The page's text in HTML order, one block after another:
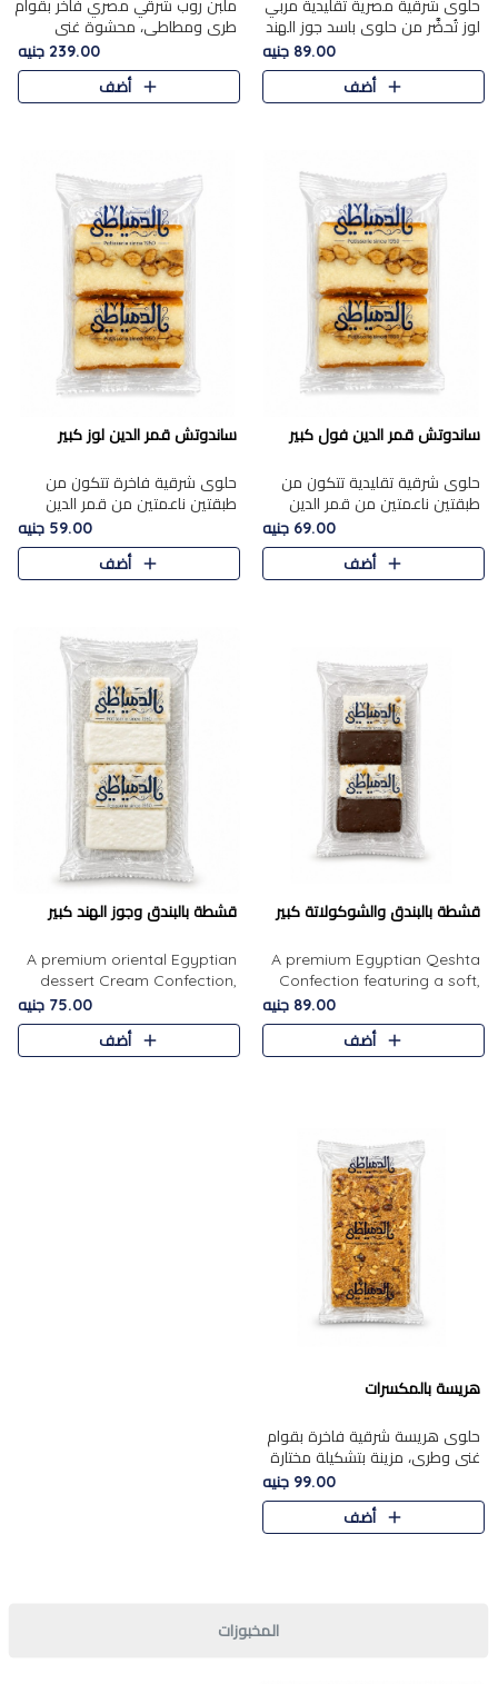
حلوى شرقية مصرية تقليدية مربي
لوز تُحضَّر من حلوى باسد جوز الهند
بقوام طري ومذاق غني، وتُزين
وتغطاه بقطع اللوز الفاخر التي
تضيف لمسة مميزة م..
89.00 جنيه
أضف
ملبن روب شرقي مصري فاخر بقوام
طري ومطاطي، محشوة غني
بسخاء بقطع عين الجمل واللوز
الفاخر التي تضيف قرمشة مميزة
ومرضية ونكهة ناتي غنية في كل
239.00 جنيه
أضف
ساندوتش قمر الدين فول كبير
حلوى شرقية تقليدية تتكون من
طبقتين ناعمتين من قمر الدين
الفاخر، تتوسطهما حشوة غنية من
الفول السوداني المحمص، لتجمع
بين حلاوة المشمش الطبيعية..
69.00 جنيه
أضف
ساندوتش قمر الدين لوز كبير
حلوى شرقية فاخرة تتكون من
طبقتين ناعمتين من قمر الدين
الفاخر، تتوسطهما حشوة غنية من
اللوز المحمص لتمنح مزيجًا متوازنًا
من النعومة والقرمشة. ..
59.00 جنيه
أضف
قشطة بالبندق والشوكولاتة كبير
A premium Egyptian Qeshta
Confection featuring a soft,
creamy texture paired with a
rich layer of premium
chocolate and the distinctive
89.00 جنيه
أضف
قشطة بالبندق وجوز الهند كبير
A premium oriental Egyptian
dessert Cream Confection,
featuring a soft, creamy
texture and the distinctive
flavor of roasted hazelnuts.
75.00 جنيه
أضف
هريسة بالمكسرات
حلوى هريسة شرقية فاخرة بقوام
غني وطري، مزينة بتشكيلة مختارة
من المكسرات الفاخرة التي تضيف
قرمشة مميزة ونكهة غنية في كل
قطعة. تجمع بين المذاق..
99.00 جنيه
أضف
المخبوزات